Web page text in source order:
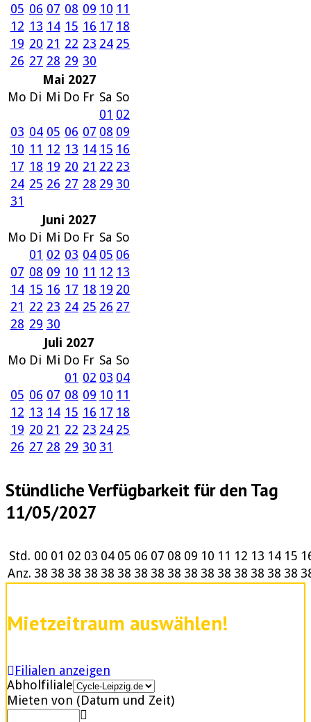
05 06 07 08 09 10 11
12 13 14 15 16 17 18
19 20 21 22 23 24 25
26 27 28 29 30
Mai 2027
Mo Di Mi Do Fr Sa So
01 02
03 04 05 06 07 08 09
10 11 12 13 14 15 16
17 18 19 20 21 22 23
24 25 26 27 28 29 30
31
Juni 2027
Mo Di Mi Do Fr Sa So
01 02 03 04 05 06
07 08 09 10 11 12 13
14 15 16 17 18 19 20
21 22 23 24 25 26 27
28 29 30
Juli 2027
Mo Di Mi Do Fr Sa So
01 02 03 04
05 06 07 08 09 10 11
12 13 14 15 16 17 18
19 20 21 22 23 24 25
26 27 28 29 30 31
Stündliche Verfügbarkeit für den Tag
11/05/2027
Std. 00 01 02 03 04 05 06 07 08 09 10 11 12 13 14 15
Anz. 38 38 38 38 38 38 38 38 38 38 38 38 38 38 38 38
Mietzeitraum auswählen!
Filialen anzeigen
Abholfiliale
Mieten von (Datum und Zeit)